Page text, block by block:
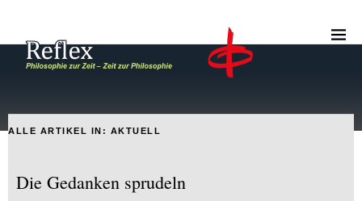
ALLE ARTIKEL IN: AKTUELL
Die Gedanken sprudeln